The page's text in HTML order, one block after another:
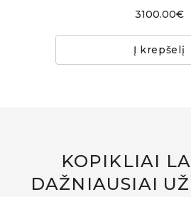
3100.00€
Į krepšelį
KOPIKLIAI
DAŽNIAUSIAI